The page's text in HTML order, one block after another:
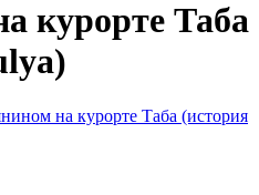
курорте Таба
на курорте Таба (история